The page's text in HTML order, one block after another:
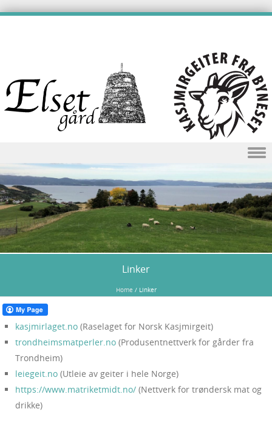
Skip to content
Linker
Home / Linker
kasjmirlaget.no (Raselaget for Norsk Kasjmirgeit)
trondheimsmatperler.no (Produsentnettverk for gårder fra
Trondheim)
leiegeit.no (Utleie av geiter i hele Norge)
https://www.matriketmidt.no/ (Nettverk for trøndersk mat og
drikke)